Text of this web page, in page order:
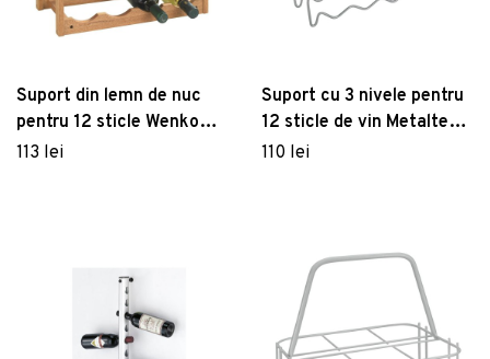
Suport din lemn de nuc
pentru 12 sticle Wenko
Norway
113 lei
Suport cu 3 nivele pentru
12 sticle de vin Metaltex
Wine, lungime 45 cm
110 lei